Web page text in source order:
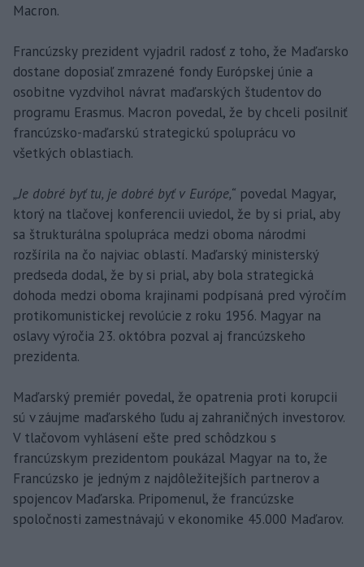
Macron.
Francúzsky prezident vyjadril radosť z toho, že Maďarsko
dostane doposiaľ zmrazené fondy Európskej únie a
osobitne vyzdvihol návrat maďarských študentov do
programu Erasmus. Macron povedal, že by chceli posilniť
francúzsko-maďarskú strategickú spoluprácu vo
všetkých oblastiach.
„Je dobré byť tu, je dobré byť v Európe,“ povedal Magyar,
ktorý na tlačovej konferencii uviedol, že by si prial, aby
sa štrukturálna spolupráca medzi oboma národmi
rozšírila na čo najviac oblastí. Maďarský ministerský
predseda dodal, že by si prial, aby bola strategická
dohoda medzi oboma krajinami podpísaná pred výročím
protikomunistickej revolúcie z roku 1956. Magyar na
oslavy výročia 23. októbra pozval aj francúzskeho
prezidenta.
Maďarský premiér povedal, že opatrenia proti korupcii
sú v záujme maďarského ľudu aj zahraničných investorov.
V tlačovom vyhlásení ešte pred schôdzkou s
francúzskym prezidentom poukázal Magyar na to, že
Francúzsko je jedným z najdôležitejších partnerov a
spojencov Maďarska. Pripomenul, že francúzske
spoločnosti zamestnávajú v ekonomike 45.000 Maďarov.